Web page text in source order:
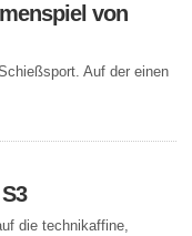
von
Auf der einen
die technikaffine,